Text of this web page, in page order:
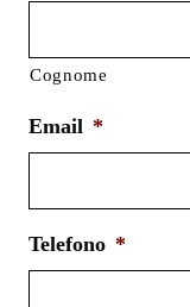
Cognome
Email *
Telefono *